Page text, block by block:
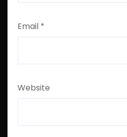
Email *
Website